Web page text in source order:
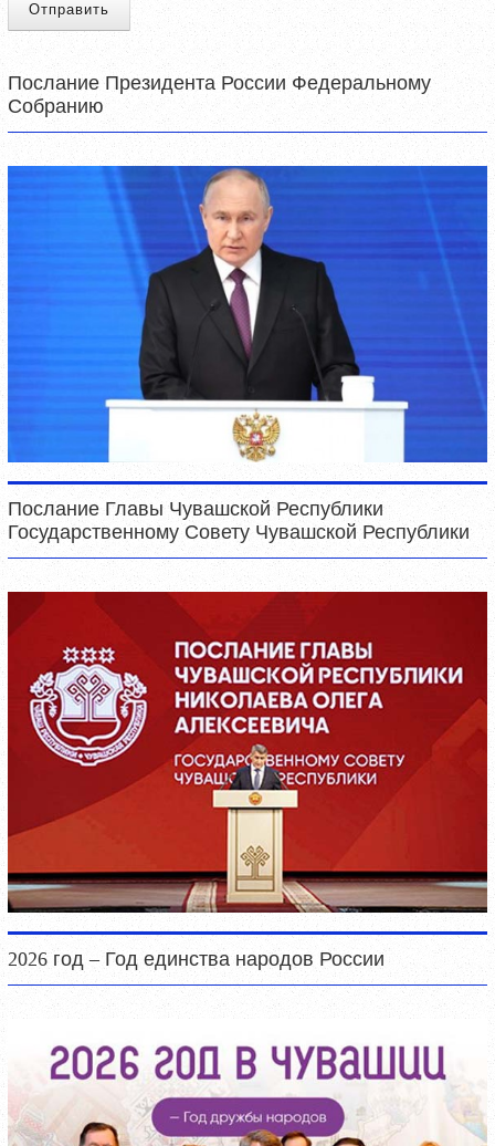
Отправить
Послание Президента России Федеральному
Собранию
Послание Главы Чувашской Республики
Государственному Совету Чувашской Республики
2026 год – Год единства народов России